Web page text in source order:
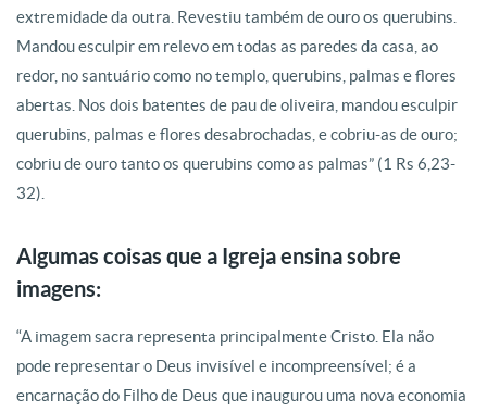
extremidade da outra. Revestiu também de ouro os querubins.
Mandou esculpir em relevo em todas as paredes da casa, ao
redor, no santuário como no templo, querubins, palmas e flores
abertas. Nos dois batentes de pau de oliveira, mandou esculpir
querubins, palmas e flores desabrochadas, e cobriu-as de ouro;
cobriu de ouro tanto os querubins como as palmas” (1 Rs 6,23-
32).
Algumas coisas que a Igreja ensina sobre
imagens:
“A imagem sacra representa principalmente Cristo. Ela não
pode representar o Deus invisível e incompreensível; é a
encarnação do Filho de Deus que inaugurou uma nova economia